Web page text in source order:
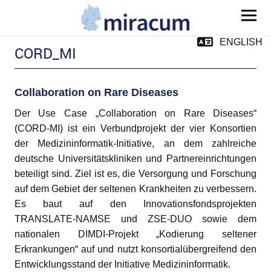
MIRACUM ENGLISH
Menü aufklappen
Menü aufklappen
CORD_MI
Collaboration on Rare Diseases
Der Use Case „Collaboration on Rare Diseases“
(CORD-MI) ist ein Verbundprojekt der vier Konsortien
der Medizininformatik-Initiative, an dem zahlreiche
deutsche Universitätskliniken und Partnereinrichtungen
beteiligt sind. Ziel ist es, die Versorgung und Forschung
auf dem Gebiet der seltenen Krankheiten zu verbessern.
Es baut auf den Innovationsfondsprojekten
TRANSLATE-NAMSE und ZSE-DUO sowie dem
nationalen DIMDI-Projekt „Kodierung seltener
Erkrankungen“ auf und nutzt konsortialübergreifend den
Entwicklungsstand der Initiative Medizininformatik.